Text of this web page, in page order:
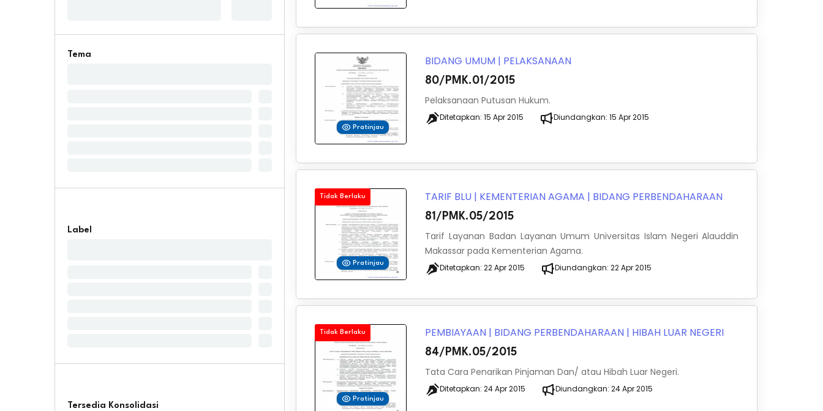
Tema
Label
Tersedia Konsolidasi
Pratinjau
BIDANG UMUM | PELAKSANAAN
80/PMK.01/2015
Pelaksanaan Putusan Hukum.
Ditetapkan:15 Apr 2015 Diundangkan:15 Apr 2015
Tidak Berlaku
Pratinjau
TARIF BLU | KEMENTERIAN AGAMA | BIDANG PERBENDAHARAAN
81/PMK.05/2015
Tarif Layanan Badan Layanan Umum Universitas Islam Negeri Alauddin
Makassar pada Kementerian Agama.
Ditetapkan:22 Apr 2015 Diundangkan:22 Apr 2015
Tidak Berlaku
Pratinjau
PEMBIAYAAN | BIDANG PERBENDAHARAAN | HIBAH LUAR NEGERI
84/PMK.05/2015
Tata Cara Penarikan Pinjaman Dan/ atau Hibah Luar Negeri.
Ditetapkan:24 Apr 2015 Diundangkan:24 Apr 2015